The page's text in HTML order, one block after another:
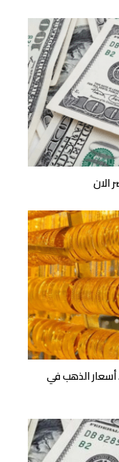
الان
وشوف عيار 21 بكام.. أسعار الذهب في